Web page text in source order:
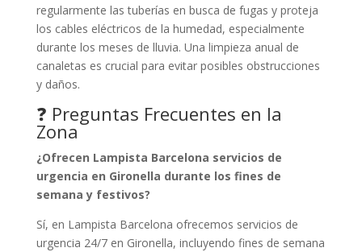
regularmente las tuberías en busca de fugas y proteja
los cables eléctricos de la humedad, especialmente
durante los meses de lluvia. Una limpieza anual de
canaletas es crucial para evitar posibles obstrucciones
y daños.
❓ Preguntas Frecuentes en la
Zona
¿Ofrecen Lampista Barcelona servicios de
urgencia en Gironella durante los fines de
semana y festivos?
Sí, en Lampista Barcelona ofrecemos servicios de
urgencia 24/7 en Gironella, incluyendo fines de semana